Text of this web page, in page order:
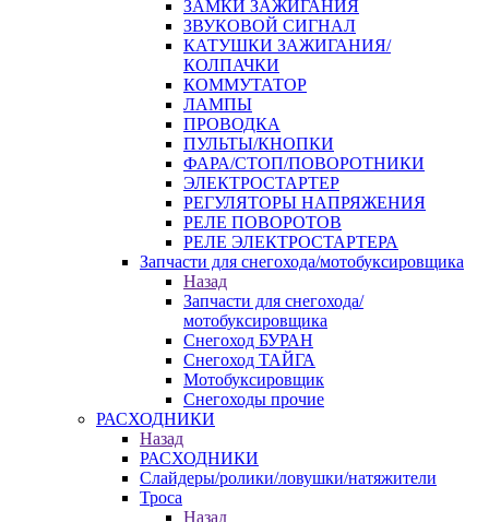
ЗАМКИ ЗАЖИГАНИЯ
ЗВУКОВОЙ СИГНАЛ
КАТУШКИ ЗАЖИГАНИЯ/
КОЛПАЧКИ
КОММУТАТОР
ЛАМПЫ
ПРОВОДКА
ПУЛЬТЫ/КНОПКИ
ФАРА/СТОП/ПОВОРОТНИКИ
ЭЛЕКТРОСТАРТЕР
РЕГУЛЯТОРЫ НАПРЯЖЕНИЯ
РЕЛЕ ПОВОРОТОВ
РЕЛЕ ЭЛЕКТРОСТАРТЕРА
Запчасти для снегохода/мотобуксировщика
Назад
Запчасти для снегохода/
мотобуксировщика
Снегоход БУРАН
Снегоход ТАЙГА
Мотобуксировщик
Снегоходы прочие
РАСХОДНИКИ
Назад
РАСХОДНИКИ
Слайдеры/ролики/ловушки/натяжители
Троса
Назад